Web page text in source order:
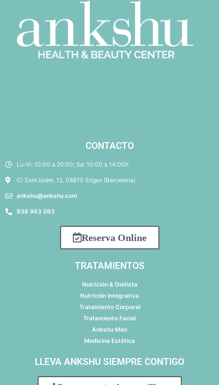
CONTACTO
Lu-Vi: 10:00 a 20:00; Sa: 10:00 a 14:00h
C/ Sant Isidre, 12, 08870 Sitges (Barcelona)
ankshu@ankshu.com
938 963 093
Reserva Online
TRATAMIENTOS
Nutrición & Dietista
Nutrición Integrativa
Tratamiento Corporal
Tratamiento Facial
Ankshu Men
Medicina Estética
LLEVA ANKSHU SIEMPRE CONTIGO